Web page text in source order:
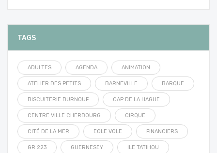
TAGS
ADULTES AGENDA ANIMATION
ATELIER DES PETITS BARNEVILLE BARQUE
BISCUITERIE BURNOUF CAP DE LA HAGUE
CENTRE VILLE CHERBOURG CIRQUE
CITÉ DE LA MER EOLE VOLE FINANCIERS
GR 223 GUERNESEY ILE TATIHOU